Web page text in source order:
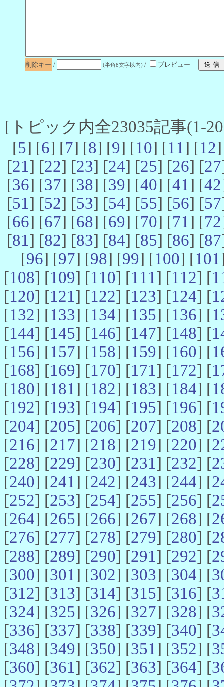
削除キー / (半角8文字以内) / プレビュー
[トピック内全23035記事(1-
[5] [6] [7] [8] [9] [10] [11] [12
[21] [22] [23] [24] [25] [26] [27
[36] [37] [38] [39] [40] [41] [42
[51] [52] [53] [54] [55] [56] [57
[66] [67] [68] [69] [70] [71] [72
[81] [82] [83] [84] [85] [86] [87
[96] [97] [98] [99] [100] [101
[108] [109] [110] [111] [112] [
[120] [121] [122] [123] [124] [
[132] [133] [134] [135] [136] [
[144] [145] [146] [147] [148] [
[156] [157] [158] [159] [160] [
[168] [169] [170] [171] [172] [
[180] [181] [182] [183] [184] [
[192] [193] [194] [195] [196] [
[204] [205] [206] [207] [208] [
[216] [217] [218] [219] [220] [
[228] [229] [230] [231] [232] [
[240] [241] [242] [243] [244] [
[252] [253] [254] [255] [256] [
[264] [265] [266] [267] [268] [
[276] [277] [278] [279] [280] [
[288] [289] [290] [291] [292] [
[300] [301] [302] [303] [304] [
[312] [313] [314] [315] [316] [
[324] [325] [326] [327] [328] [
[336] [337] [338] [339] [340] [
[348] [349] [350] [351] [352] [
[360] [361] [362] [363] [364] [